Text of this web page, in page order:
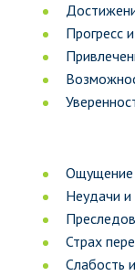
Прогресс
Ощущение
Неудачи и
Страх
Слабость